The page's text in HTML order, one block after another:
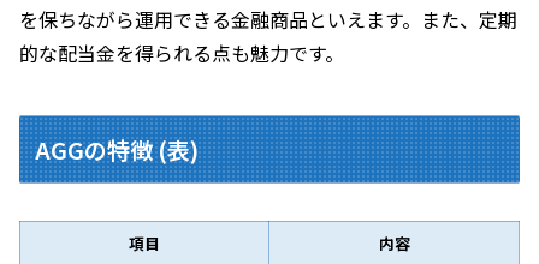
を保ちながら運用できる金融商品といえます。また、定期
的な配当金を得られる点も魅力です。
AGGの特徴 (表)
項目
内容